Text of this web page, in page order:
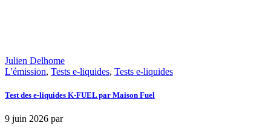
Julien Delhome
L'émission, Tests e-liquides, Tests e-liquides
Test des e-liquides K-FUEL par Maison Fuel
9 juin 2026 par